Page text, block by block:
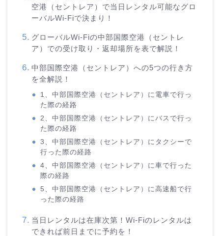
空港（セントレア）で当日レンタル可能なグロ
ーバルWi-Fiで決まり！
グローバルWi-Fiの中部国際空港（セントレ
ア）での受け取り・返却場所を表で解説！
中部国際空港（セントレア）への5つの行き方
を全解説！
1、中部国際空港（セントレア）に電車で行っ
た際の経路
2、中部国際空港（セントレア）にバスで行っ
た際の経路
3、中部国際空港（セントレア）にタクシーで
行った際の経路
4、中部国際空港（セントレア）に車で行った
際の経路
5、中部国際空港（セントレア）に高速船で行
った際の経路
当日レンタルは在庫次第！Wi-Fiのレンタルは
できれば前日までに予約を！